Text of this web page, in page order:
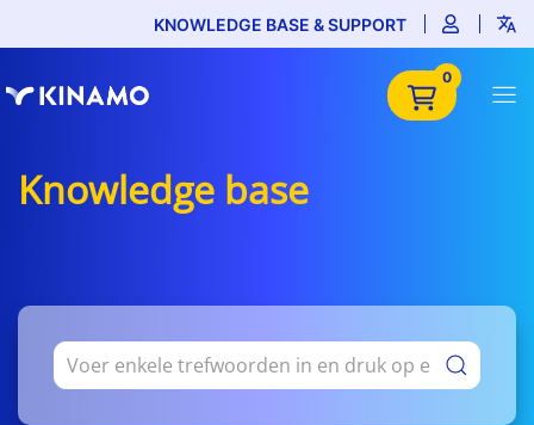
KNOWLEDGE BASE & SUPPORT
0
Knowledge base